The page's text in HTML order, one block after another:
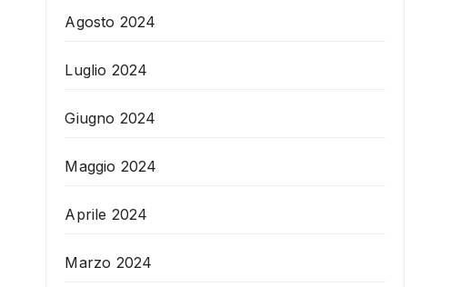
Agosto 2024
Luglio 2024
Giugno 2024
Maggio 2024
Aprile 2024
Marzo 2024